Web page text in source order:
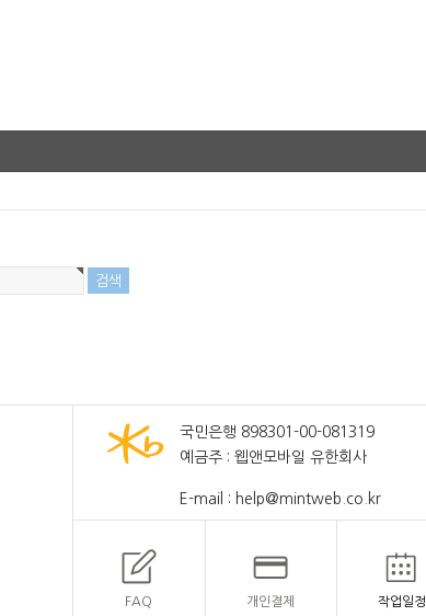
국민은행 898301-00-081319
예금주 : 웹앤모바일 유한회사
E-mail : help@mintweb.co.kr
FAQ 개인결제 작업일정